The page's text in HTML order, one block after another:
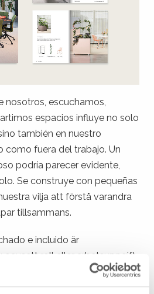
nosotros, escuchamos,
espacios influye no solo
también en nuestro
como fuera del trabajo. Un
podría parecer evidente,
Se construye con pequeñas
vilja att förstå varandra
tillsammans.
e incluido är
oavsett roll eller arbetsuppgift.
debe finnas i los
– es una parte viva de la vida